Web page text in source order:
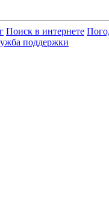
Поиск в интернете
поддержки